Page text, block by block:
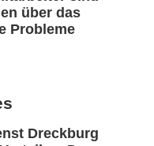
über das
Probleme
Dreckburg